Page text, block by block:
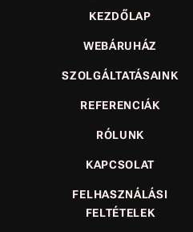
KEZDŐLAP
WEBÁRUHÁZ
SZOLGÁLTATÁSAINK
REFERENCIÁK
RÓLUNK
KAPCSOLAT
FELHASZNÁLÁSI
FELTÉTELEK